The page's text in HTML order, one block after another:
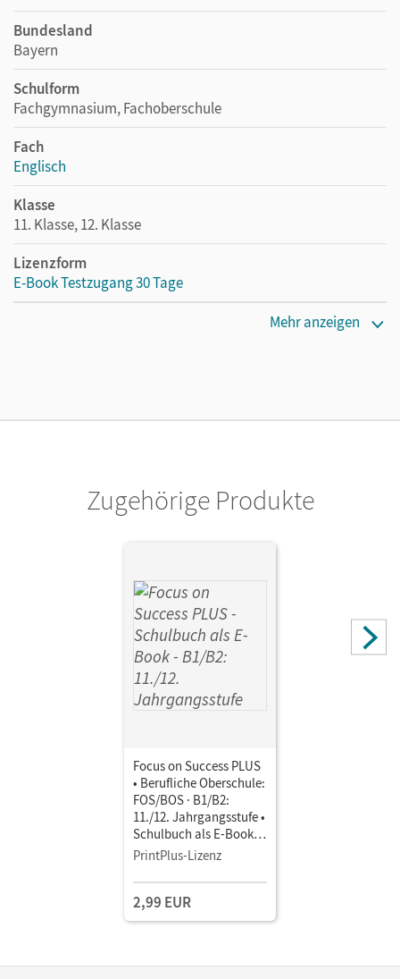
Bundesland
Bayern
Schulform
Fachgymnasium, Fachoberschule
Fach
Englisch
Klasse
11. Klasse, 12. Klasse
Lizenzform
E-Book Testzugang 30 Tage
Herausgeber/-in
Lauber, Sabine
Abram, James; Lauber, Sabine; Holzer, Martin
Mehr anzeigen
Zugehörige Produkte
Focus on Success PLUS
• Berufliche Oberschule:
FOS/BOS · B1/B2:
11./12. Jahrgangsstufe •
Schulbuch als E-Book
Mit Medien
PrintPlus-Lizenz
2,99 EUR